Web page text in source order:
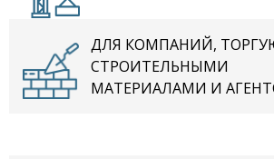
ДЛЯ КОМПАНИЙ,
СТРОИТЕЛЬНЫМИ
МАТЕРИАЛАМИ И